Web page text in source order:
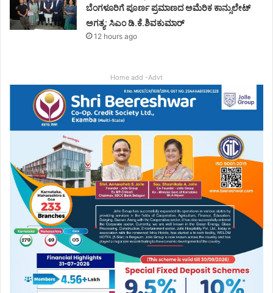
ಬೆಂಗಳೂರಿಗೆ ಪೂರ್ಣ ಪ್ರಮಾಣದ ಅಮೆರಿಕ ಕಾನ್ಸುಲೇಟ್
ಅಗತ್ಯ: ಸಿಎಂ ಡಿ.ಕೆ.ಶಿವಕುಮಾರ್
12 hours ago
Home add -Advt